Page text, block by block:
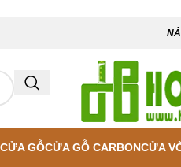
CỬA GỖCỬA GỖ CARBONCỬA